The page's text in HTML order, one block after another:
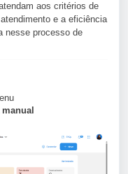
aos critérios de
e a eficiência
nesse processo de